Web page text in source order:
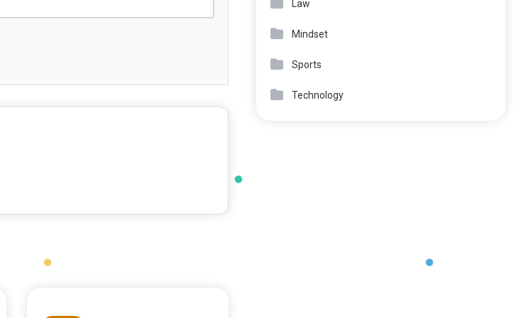
Law
Mindset
Sports
Technology